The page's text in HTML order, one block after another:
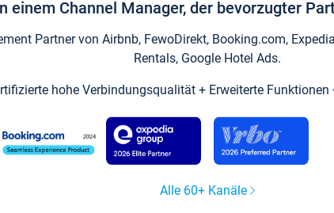
einem Channel Manager, der bevorzugter
Partner von Airbnb, FewoDirekt, Booking.com,
Rentals, Google Hotel Ads.
hohe Verbindungsqualität + Erweiterte Funktionen
Alle 60+ Kanäle